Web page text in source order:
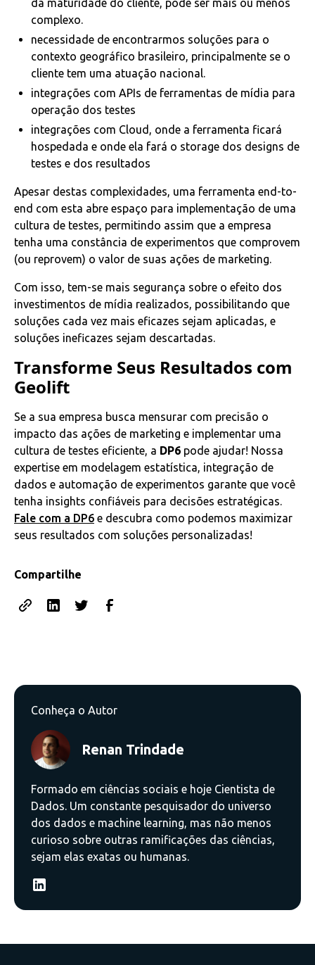
da maturidade do cliente, pode ser mais ou menos
complexo.
necessidade de encontrarmos soluções para o
contexto geográfico brasileiro, principalmente se o
cliente tem uma atuação nacional.
integrações com APIs de ferramentas de mídia para
operação dos testes
integrações com Cloud, onde a ferramenta ficará
hospedada e onde ela fará o storage dos designs de
testes e dos resultados
Apesar destas complexidades, uma ferramenta end-to-
end com esta abre espaço para implementação de uma
cultura de testes, permitindo assim que a empresa
tenha uma constância de experimentos que comprovem
(ou reprovem) o valor de suas ações de marketing.
Com isso, tem-se mais segurança sobre o efeito dos
investimentos de mídia realizados, possibilitando que
soluções cada vez mais eficazes sejam aplicadas, e
soluções ineficazes sejam descartadas.
Transforme Seus Resultados com
Geolift
Se a sua empresa busca mensurar com precisão o
impacto das ações de marketing e implementar uma
cultura de testes eficiente, a DP6 pode ajudar! Nossa
expertise em modelagem estatística, integração de
dados e automação de experimentos garante que você
tenha insights confiáveis para decisões estratégicas.
Fale com a DP6 e descubra como podemos maximizar
seus resultados com soluções personalizadas!
Compartilhe
Conheça o Autor
Renan Trindade
Formado em ciências sociais e hoje Cientista de
Dados. Um constante pesquisador do universo
dos dados e machine learning, mas não menos
curioso sobre outras ramificações das ciências,
sejam elas exatas ou humanas.